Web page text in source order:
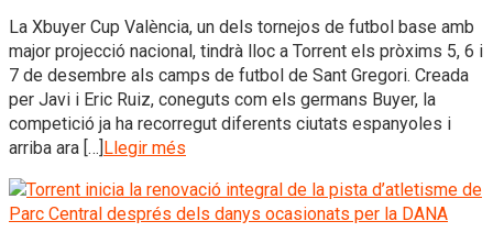
La Xbuyer Cup València, un dels tornejos de futbol base amb
major projecció nacional, tindrà lloc a Torrent els pròxims 5, 6 i
7 de desembre als camps de futbol de Sant Gregori. Creada
per Javi i Eric Ruiz, coneguts com els germans Buyer, la
competició ja ha recorregut diferents ciutats espanyoles i
arriba ara […]Llegir més